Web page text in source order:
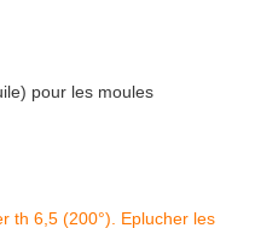
pour les moules